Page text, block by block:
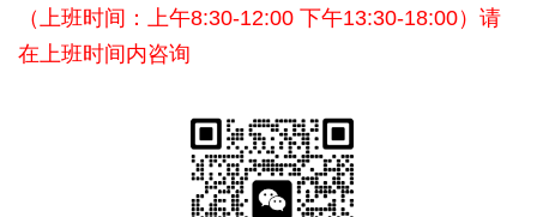
（上班时间：上午8:30-12:00 下午13:30-18:00）请
在上班时间内咨询